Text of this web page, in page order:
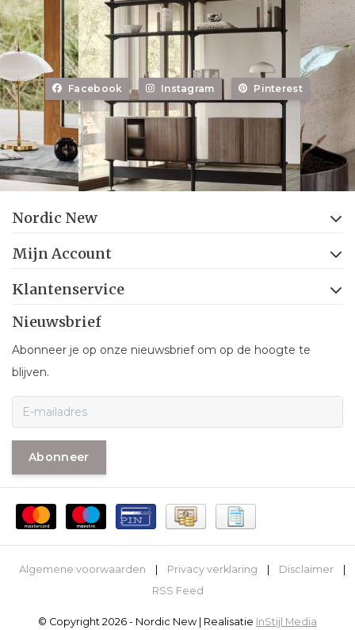
Facebook Instagram Pinterest
Nordic New
Mijn Account
Klantenservice
Nieuwsbrief
Abonneer je op onze nieuwsbrief om op de hoogte te
blijven.
Abonneer
Algemene voorwaarden | Privacy verklaring | Disclaimer
|
RSS Feed
© Copyright 2026 - Nordic New | Realisatie InStijl Media